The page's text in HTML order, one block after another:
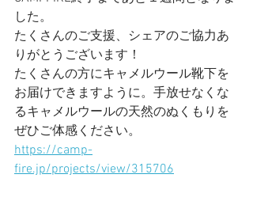
した。
たくさんのご支援、シェアのご協力あ
りがとうございます！
たくさんの方にキャメルウール靴下を
お届けできますように。手放せなくな
るキャメルウールの天然のぬくもりを
ぜひご体感ください。
https://camp-
fire.jp/projects/view/315706